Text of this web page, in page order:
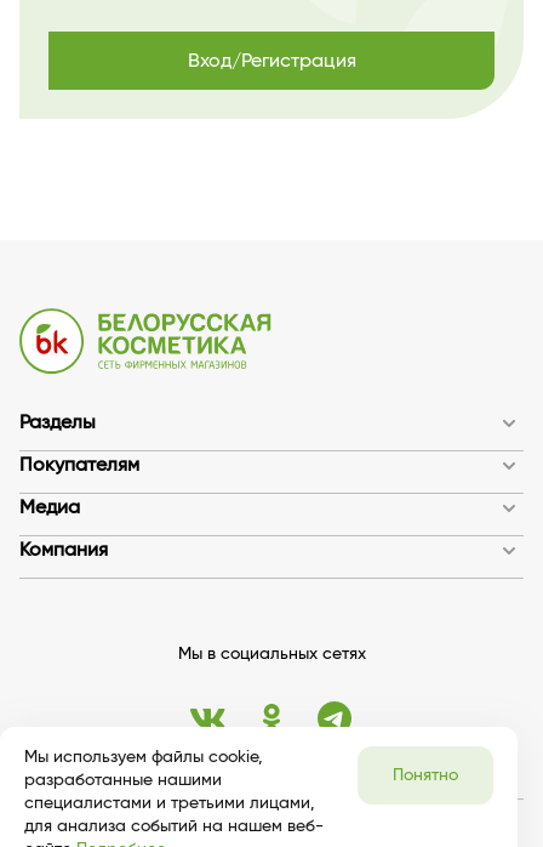
Вход/Регистрация
Разделы
Покупателям
Медиа
Компания
Мы в социальных сетях
Мы используем файлы cookie,
разработанные нашими
специалистами и третьими лицами,
для анализа событий на нашем веб-
Понятно